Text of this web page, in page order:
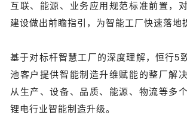
互联、能源、业务应用规范标准前置，
建设做出前瞻指引，为智能工厂快速落地
基于对标杆智慧工厂的深度理解，恒行5
池客户提供智能制造升维赋能的整厂解
从生产、设备、品质、能源、物流等多
锂电行业智能制造升级。